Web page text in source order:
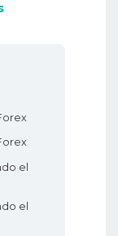
me
el
el